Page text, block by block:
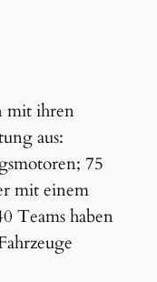
mit ihren
aus:
75
mit einem
Teams haben